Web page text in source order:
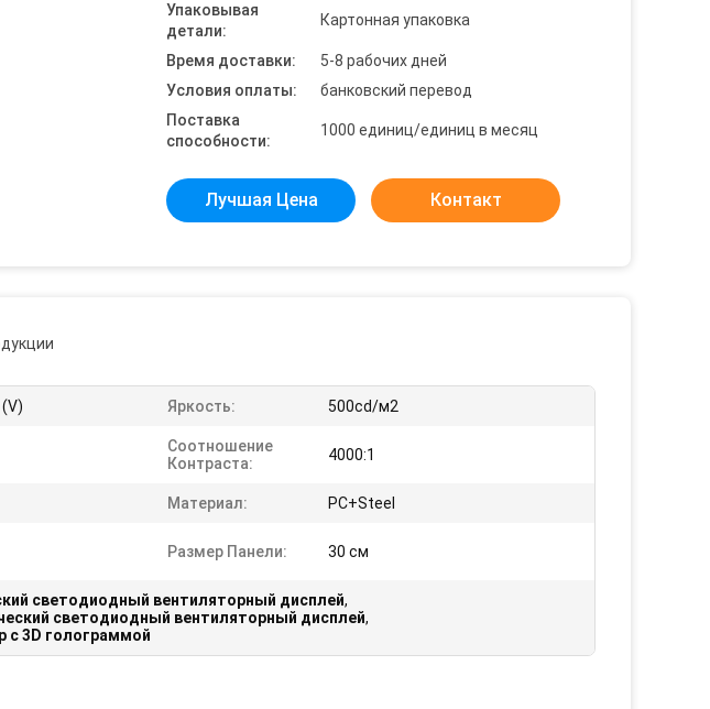
Упаковывая
детали:
Картонная упаковка
Время доставки:
5-8 рабочих дней
Условия оплаты:
банковский перевод
Поставка
способности:
1000 единиц/единиц в месяц
Лучшая Цена Контакт
Яркость: 500cd/м2
Соотношение
Контраста:
4000:1
Материал: PC+Steel
Размер Панели: 30 см
светодиодный вентиляторный дисплей,
светодиодный вентиляторный дисплей,
с 3D голограммой